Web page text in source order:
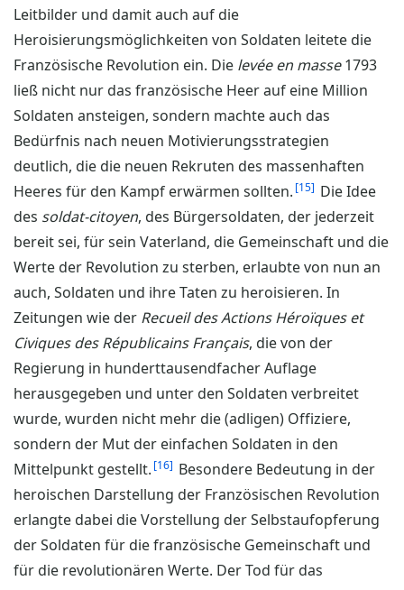
Leitbilder und damit auch auf die
Heroisierungsmöglichkeiten von Soldaten leitete die
Französische Revolution ein. Die levée en masse1793
ließ nicht nur das französische Heer auf eine Million
Soldaten ansteigen, sondern machte auch das
Bedürfnis nach neuen Motivierungsstrategien
deutlich, die die neuen Rekruten des massenhaften
Heeres für den Kampf erwärmen sollten. 15
Die Idee
des soldat-citoyen, des Bürgersoldaten, der jederzeit
bereit sei, für sein Vaterland, die Gemeinschaft und die
Werte der Revolution zu sterben, erlaubte von nun an
auch, Soldaten und ihre Taten zu heroisieren. In
Zeitungen wie der Recueil des Actions Héroïques et
Civiques des Républicains Français, die von der
Regierung in hunderttausendfacher Auflage
herausgegeben und unter den Soldaten verbreitet
wurde, wurden nicht mehr die (adligen) Offiziere,
sondern der Mut der einfachen Soldaten in den
Mittelpunkt gestellt. 16
Besondere Bedeutung in der
heroischen Darstellung der Französischen Revolution
erlangte dabei die Vorstellung der Selbstaufopferung
der Soldaten für die französische Gemeinschaft und
für die revolutionären Werte. Der Tod für das